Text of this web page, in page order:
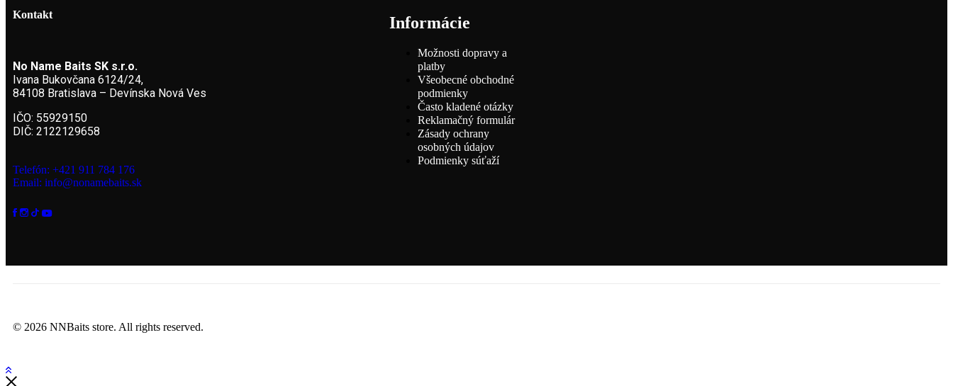
Kontakt
No Name Baits SK s.r.o.
Ivana Bukovčana 6124/24,
84108 Bratislava – Devínska Nová Ves
IČO: 55929150
DIČ: 2122129658
Telefón: +421 911 784 176
Email: info@nonamebaits.sk
Informácie
Možnosti dopravy a
platby
Všeobecné obchodné
podmienky
Často kladené otázky
Reklamačný formulár
Zásady ochrany
osobných údajov
Podmienky súťaží
© 2026 NNBaits store. All rights reserved.